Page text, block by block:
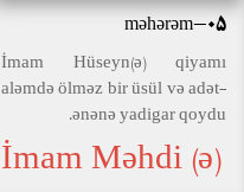
məhərəm-05
İmam Hüseyn(ə) qiyamı
aləmdə ölməz bir üsül və adət-
ənənə yadigar qoydu.